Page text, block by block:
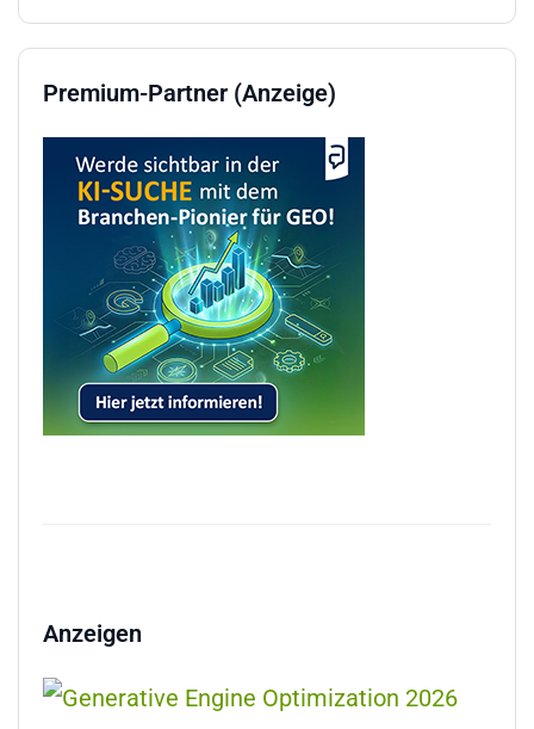
Premium-Partner (Anzeige)
Anzeigen